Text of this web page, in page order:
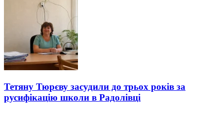
Тетяну Тюрєву засудили до трьох років за
русифікацію школи в Радолівці